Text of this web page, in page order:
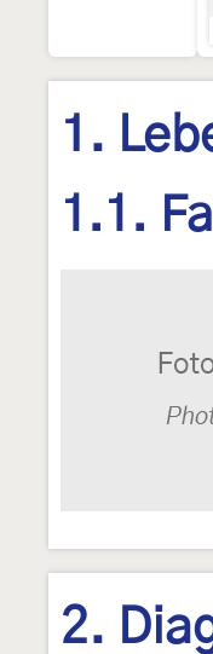
1.
1.1.
2.